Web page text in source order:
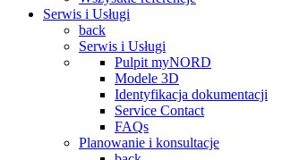
Serwis i Usługi
back
Serwis i Usługi
Pulpit myNORD
Modele 3D
Identyfikacja dokumentacji
Service Contact
FAQs
Planowanie i konsultacje